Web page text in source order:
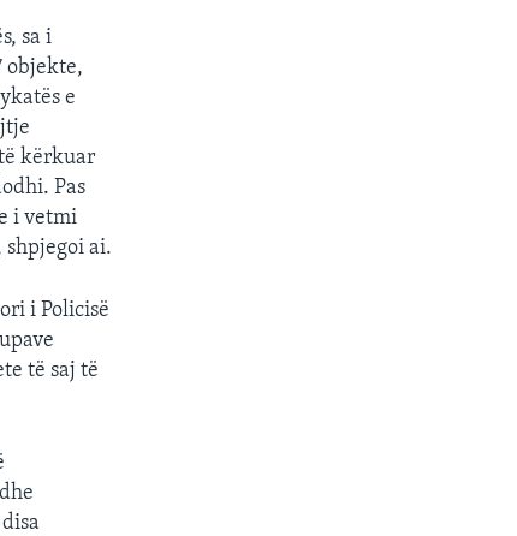
sa i
objekte,
e
kërkuar
Pas
i vetmi
shpjegoi ai.
i Policisë
të saj të